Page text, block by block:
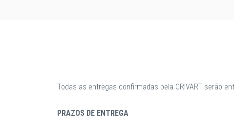
Todas as entregas confirmadas pela CRIVART serão
PRAZOS DE ENTREGA